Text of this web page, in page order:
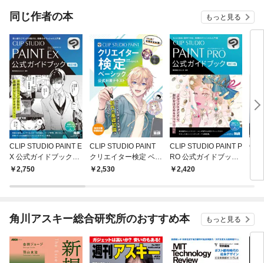
同じ作者の本 もっと見る
CLIP STUDIO PAINT E
X 公式ガイドブック
改訂3版
2,750
CLIP STUDIO PAINT
クリエイター検定 ベー
シック 公式対策テキス
2,530
CLIP STUDIO PAINT P
RO 公式ガイドブック
改訂3版
2,420
角川アスキー総合研究所のおすすめ本 もっと見る